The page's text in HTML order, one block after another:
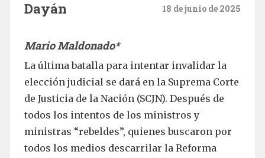
Dayán
18 de junio de 2025
Mario Maldonado*
La última batalla para intentar invalidar la
elección judicial se dará en la Suprema Corte
de Justicia de la Nación (SCJN). Después de
todos los intentos de los ministros y
ministras “rebeldes”, quienes buscaron por
todos los medios descarrilar la Reforma